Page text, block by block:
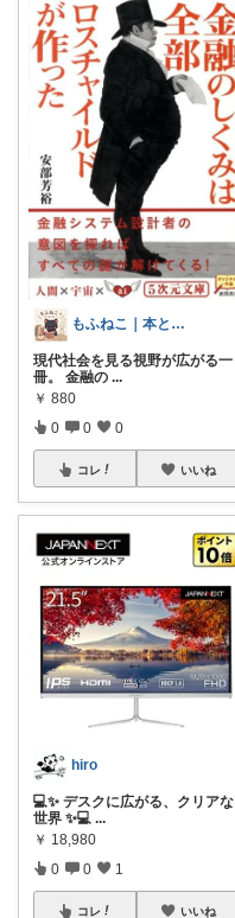
もふねこ｜本と猫と暮らし
現代社会を見る視野が広がる一
冊。 金融の ...
￥ 880
0 0 0
コレ いいね
hiro
💻✨ デスクに広がる、クリアな
世界 ✨💻 ...
￥ 18,980
0 0 1
コレ いいね